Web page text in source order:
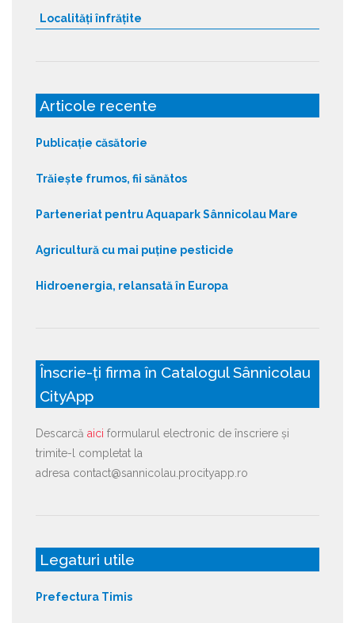
Localități înfrățite
Articole recente
Publicație căsătorie
Trăiește frumos, fii sănătos
Parteneriat pentru Aquapark Sânnicolau Mare
Agricultură cu mai puține pesticide
Hidroenergia, relansată în Europa
Înscrie-ți firma în Catalogul Sânnicolau
CityApp
Descarcă aici formularul electronic de înscriere și
trimite-l completat la
adresa contact@sannicolau.procityapp.ro
Legaturi utile
Prefectura Timis